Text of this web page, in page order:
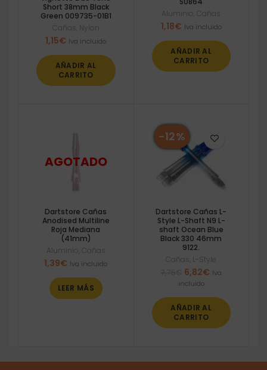
Short 38mm Black
Green 009735-01B1
Cañas Nylon
1,15€ Iva incluido
AÑADIR AL
CARRITO
Aluminio ,Cañas
1,18€ Iva incluido
AÑADIR AL
CARRITO
Dartstore Cañas
Anodised Multiline
Roja Mediana
(41mm)
Aluminio Cañas
1,39€ Iva incluido
LEER MÁS
-12%
Dartstore Cañas L-
Style L-Shaft N9 L-
shaft Ocean Blue
Black 330 46mm
9122.
Cañas L-Style
El
precio
era:
7,75€.
6,82€El
es:
6,82€.
Iva
incluido
AÑADIR AL
CARRITO